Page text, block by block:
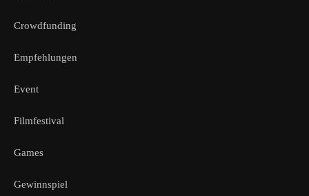
Crowdfunding
Empfehlungen
Event
Filmfestival
Games
Gewinnspiel